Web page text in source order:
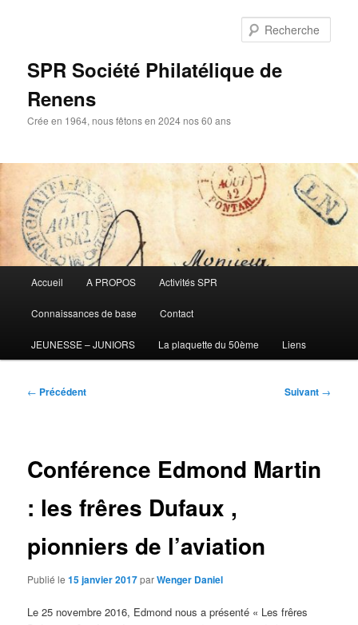
SPR Société Philatélique de
Renens
Crée en 1964, nous fêtons en 2024 nos 60 ans
principal
Accueil A PROPOS Activités SPR
Connaissances de base Contact
JEUNESSE – JUNIORS La plaquette du 50ème Liens
Navigation
← Précédent Suivant →
Conférence Edmond Martin
: les frêres Dufaux ,
pionniers de l’aviation
Publié le15 janvier 2017parWenger Daniel
Le 25 novembre 2016, Edmond nous a présenté « Les frêres